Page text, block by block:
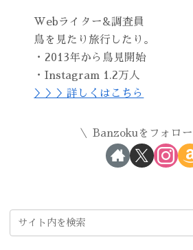
Webライター&調査員
鳥を見たり旅行したり。
・2013年から鳥見開始
・Instagram 1.2万人
＞＞＞詳しくはこちら
Banzokuをフォロー